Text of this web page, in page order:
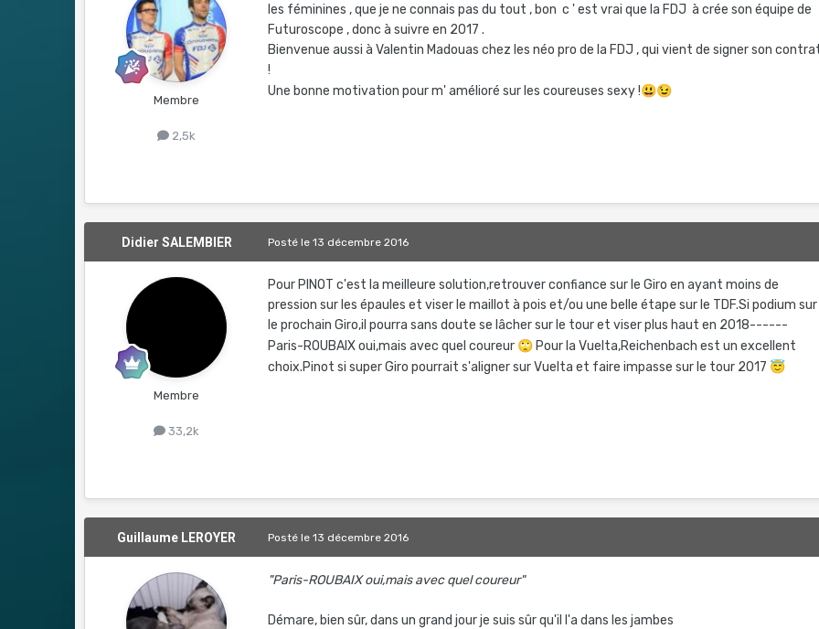
Membre
2,5k
les féminines , que je ne connais pas du tout , bon c ' est vrai que la FDJ à crée son équipe de
Futuroscope , donc à suivre en 2017 .
Bienvenue aussi à Valentin Madouas chez les néo pro de la FDJ , qui vient de signer son
!
Une bonne motivation pour m' amélioré sur les coureuses sexy !😃😉
Didier SALEMBIER
Membre
33,2k
Postéle 13 décembre 2016
Pour PINOT c'est la meilleure solution,retrouver confiance sur le Giro en ayant moins de
pression sur les épaules et viser le maillot à pois et/ou une belle étape sur le TDF.Si podium sur
le prochain Giro,il pourra sans doute se lâcher sur le tour et viser plus haut en 2018------
Paris-ROUBAIX oui,mais avec quel coureur 🙄 Pour la Vuelta,Reichenbach est un excellent
choix.Pinot si super Giro pourrait s'aligner sur Vuelta et faire impasse sur le tour 2017 😇
Guillaume LEROYER Postéle 13 décembre 2016
"Paris-ROUBAIX oui,mais avec quel coureur"
Démare, bien sûr, dans un grand jour je suis sûr qu'il l'a dans les jambes